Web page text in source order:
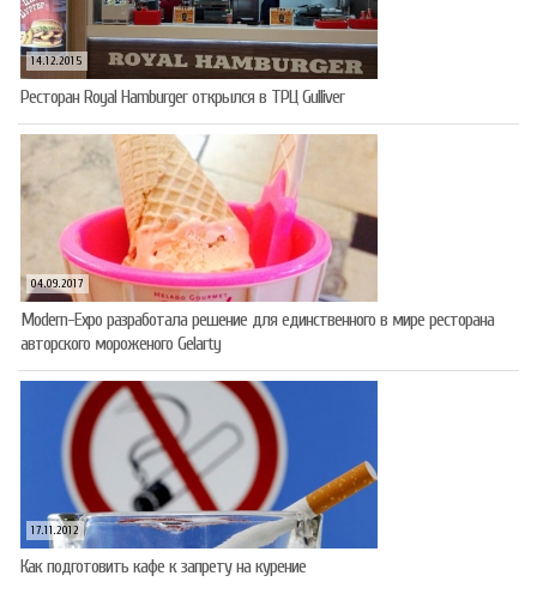
14.12.2015
Ресторан Royal Hamburger открылся в ТРЦ Gulliver
04.09.2017
Modern-Expo разработала решение для единственного в мире ресторана
авторского мороженого Gelarty
17.11.2012
Как подготовить кафе к запрету на курение